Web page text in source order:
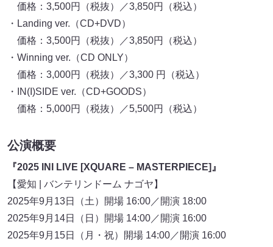
価格：3,500円（税抜）／3,850円（税込）
・Landing ver.（CD+DVD）
価格：3,500円（税抜）／3,850円（税込）
・Winning ver.（CD ONLY）
価格：3,000円（税抜）／3,300 円（税込）
・IN(I)SIDE ver.（CD+GOODS）
価格：5,000円（税抜）／5,500円（税込）
公演概要
『2025 INI LIVE [XQUARE – MASTERPIECE]』
【愛知 | バンテリンドーム ナゴヤ】
2025年9月13日（土）開場 16:00／開演 18:00
2025年9月14日（日）開場 14:00／開演 16:00
2025年9月15日（月・祝）開場 14:00／開演 16:00